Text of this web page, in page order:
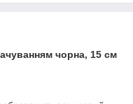
чорна, 15 см